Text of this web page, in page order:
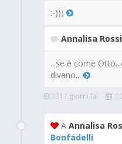
:-)))
Annalisa Rossi
...se è come
divano...
3317 giorni fa
A Annalisa
Bonfadelli